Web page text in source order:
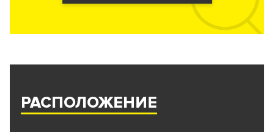
РАСПОЛОЖЕНИЕ